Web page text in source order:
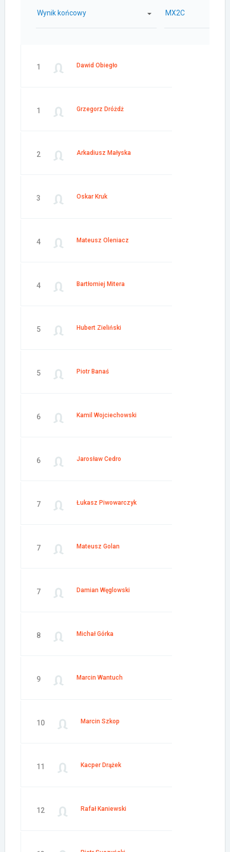
Wynik końcowy MX2C
1 Dawid Obiegło
1 Grzegorz Dróżdż
2 Arkadiusz Małyska
3 Oskar Kruk
4 Mateusz Oleniacz
4 Bartłomiej Mitera
5 Hubert Zieliński
5 Piotr Banaś
6 Kamil Wojciechowski
6 Jarosław Cedro
7 Łukasz Piwowarczyk
7 Mateusz Golan
7 Damian Węglowski
8 Michał Górka
9 Marcin Wantuch
10 Marcin Szkop
11 Kacper Drążek
12 Rafał Kaniewski